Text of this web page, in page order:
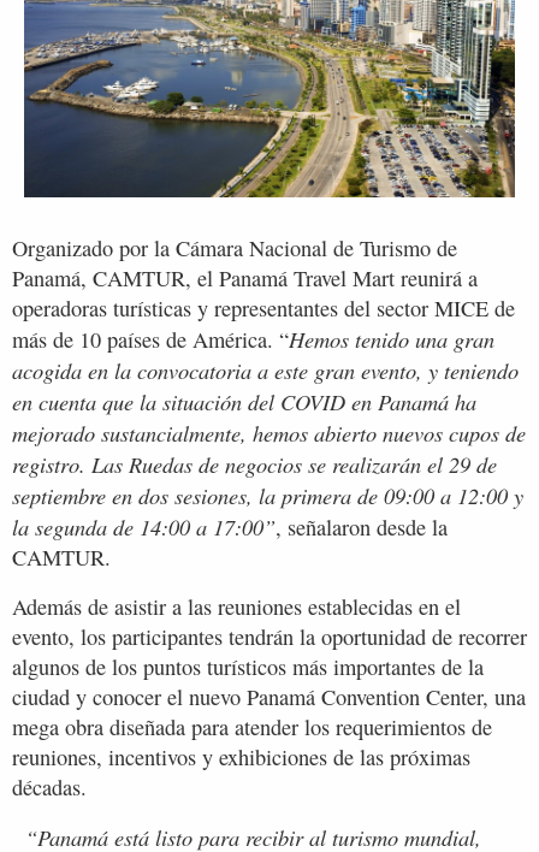
Organizado por la Cámara Nacional de Turismo de
Panamá, CAMTUR, el Panamá Travel Mart reunirá a
operadoras turísticas y representantes del sector MICE de
más de 10 países de América. “Hemos tenido una gran
acogida en la convocatoria a este gran evento, y teniendo
en cuenta que la situación del COVID en Panamá ha
mejorado sustancialmente, hemos abierto nuevos cupos de
registro. Las Ruedas de negocios se realizarán el 29 de
septiembre en dos sesiones, la primera de 09:00 a 12:00 y
la segunda de 14:00 a 17:00”, señalaron desde la
CAMTUR.
Además de asistir a las reuniones establecidas en el
evento, los participantes tendrán la oportunidad de recorrer
algunos de los puntos turísticos más importantes de la
ciudad y conocer el nuevo Panamá Convention Center, una
mega obra diseñada para atender los requerimientos de
reuniones, incentivos y exhibiciones de las próximas
décadas.
“Panamá está listo para recibir al turismo mundial,